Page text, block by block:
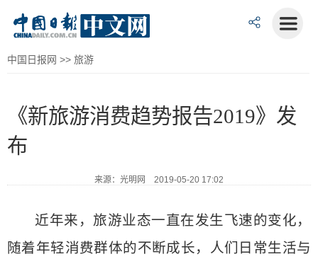
中国日报网 >> 旅游
《新旅游消费趋势报告2019》发
布
来源：光明网 2019-05-20 17:02
近年来，旅游业态一直在发生飞速的变化，
随着年轻消费群体的不断成长，人们日常生活与